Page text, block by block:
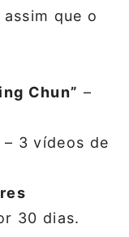
que o
Chun” –
– 3 vídeos de
30 dias.